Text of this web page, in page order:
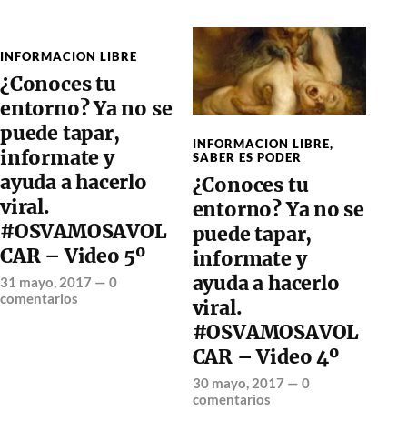
INFORMACION LIBRE
¿Conoces tu
entorno? Ya no se
puede tapar,
informate y
ayuda a hacerlo
viral.
#OSVAMOSAVOL
CAR – Video 5º
31 mayo, 2017 — 0
comentarios
INFORMACION LIBRE,
SABER ES PODER
¿Conoces tu
entorno? Ya no se
puede tapar,
informate y
ayuda a hacerlo
viral.
#OSVAMOSAVOL
CAR – Video 4º
30 mayo, 2017— 0
comentarios